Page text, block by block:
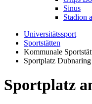
Sinus
Stadion
Universitätssport
Sportstätten
Kommunale
Sportplatz Dubnaring
Sportplatz